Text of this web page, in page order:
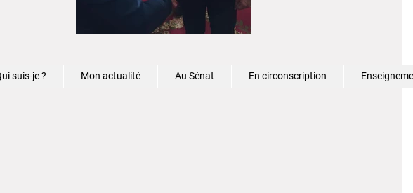
suis-je ? Mon actualité Au Sénat En circonscription